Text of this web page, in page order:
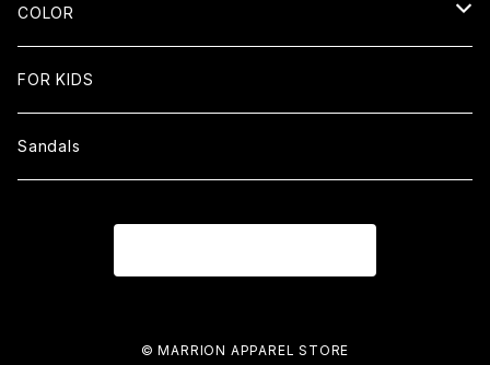
Big Silhouette Tee
LONG SLEEVE
Tank top
COLOR
Black
white
FOR KIDS
Sandals
© MARRION APPAREL STORE